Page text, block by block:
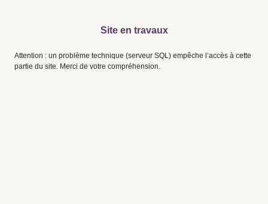
Site en travaux
Attention : un problème technique (serveur SQL) empêche l’accès à cette
partie du site. Merci de votre compréhension.